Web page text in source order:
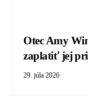
Otec Amy
zaplatiť jej
29. júla 2026